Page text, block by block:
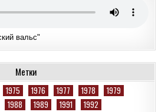
вальс"
Метки
1975 1976 1977 1978
1979
1988 1989 1991 1992